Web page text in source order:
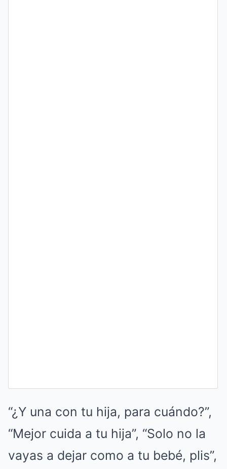
“¿Y una con tu hija, para cuándo?”,
“Mejor cuida a tu hija”, “Solo no la
vayas a dejar como a tu bebé, plis”,